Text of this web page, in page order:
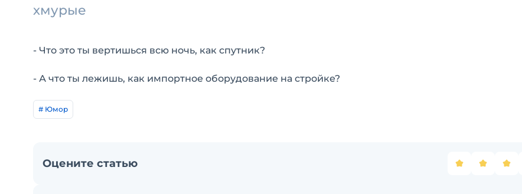
хмурые
- Что это ты вертишься всю ночь, как спутник?
- А что ты лежишь, как импортное оборудование на стройке?
# Юмор
Оцените статью